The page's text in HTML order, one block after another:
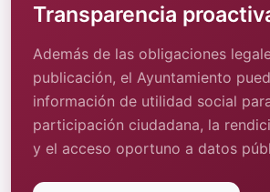
Transparencia
Además de las obligaciones
publicación, el Ayuntamiento
información de utilidad social
participación ciudadana, la
y el acceso oportuno a datos